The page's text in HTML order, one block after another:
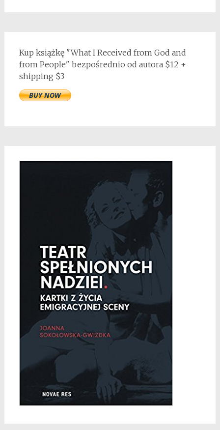
Kup książkę "What I Received from God and
from People" bezpośrednio od autora $12 +
shipping $3